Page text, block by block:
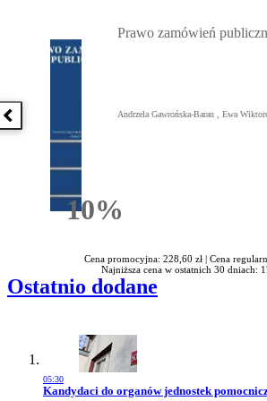
Poprzednia książka
10%Rabatu
Prawo zamówień
Andrzela Gawrońska-Baran , Ewa
Cena promocyjna: 228,60 zł | Cena
Najniższa cena w ostatnich 30 dniach:
Ostatnio dodane
05:30
Przejdź do artykułu:
Kandydaci do organów jednostek